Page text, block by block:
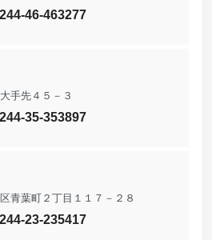
46-463277
手先４５－３
35-353897
青葉町２丁目１１７－２８
23-235417